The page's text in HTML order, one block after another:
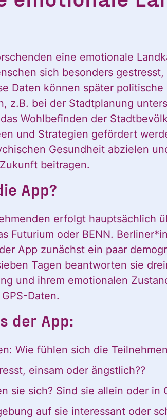
eine emotionale
sich besonders
Daten können später politische
z.B. bei der Stadtplanung
Wohlbefinden der
und Strategien gefördert
Gesundheit abzielen
beitragen.
App?
erfolgt hauptsächlich
Futurium oder BENN.
App zunächst ein paar
Tagen beantworten sie
und ihrem emotionalen
Daten.
der App:
Wie fühlen sich die
einsam oder ängstlich??
sie sich? Sind sie allein oder in
auf sie interessant oder